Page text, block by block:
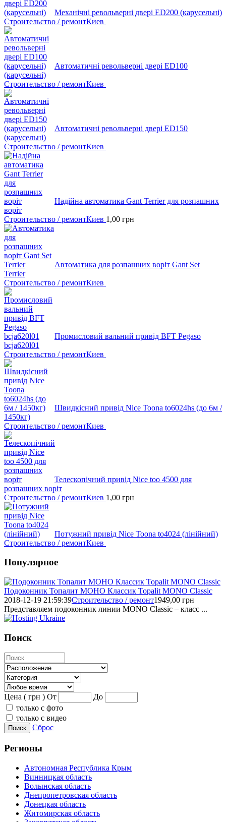
Механічні револьверні двері ED200 (карусельні)
Строительство / ремонтКиев
Автоматичні револьверні двері ED100
(карусельні)
Строительство / ремонтКиев
Автоматичні револьверні двері ED150
(карусельні)
Строительство / ремонтКиев
Надійна автоматика Gant Terrier для розпашних
воріт
Строительство / ремонтКиев 1,00 грн
Автоматика для розпашних воріт Gant Set
Terrier
Строительство / ремонтКиев
Промисловий вальний привід BFT Pegaso
bcja620l01
Строительство / ремонтКиев
Швидкісний привід Nice Toona to6024hs (до 6м /
1450кг)
Строительство / ремонтКиев
Телескопічний привід Nice too 4500 для
розпашних воріт
Строительство / ремонтКиев 1,00 грн
Потужний привід Nice Toona to4024 (лінійний)
Строительство / ремонтКиев
Популярное
Подоконник Топалит МОНО Классик Topalit MONO Classic
2018-12-19 21:59:39Строительство / ремонт1949,00 грн
Представляем подоконник линии MONO Classic – класс ...
Поиск
Цена ( грн ) От
До
только с фото
только с видео
Поиск Сброс
Регионы
Автономная Республика Крым
Винницкая область
Волынская область
Днепропетровская область
Донецкая область
Житомирская область